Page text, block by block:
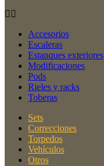
Accesorios
Escaleras
Estanques exteriores
Modificaciones
Pods
Rieles y racks
Toberas
Sets
Correcciones
Torpedos
Vehículos
Otros